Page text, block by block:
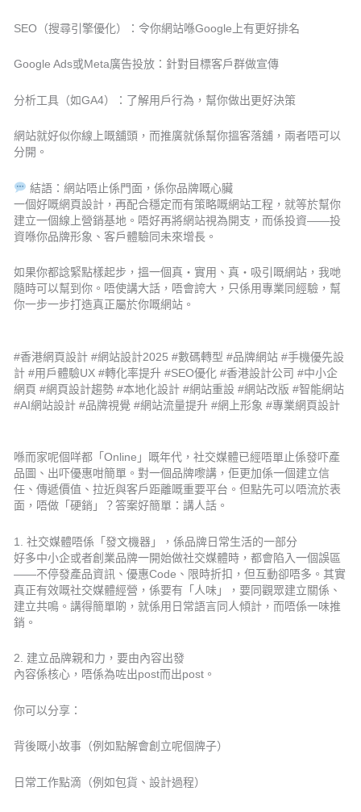
SEO（搜尋引擎優化）：令你網站喺Google上有更好排名
Google Ads或Meta廣告投放：針對目標客戶群做宣傳
分析工具（如GA4）：了解用戶行為，幫你做出更好決策
網站就好似你線上嘅舖頭，而推廣就係幫你搵客落舖，兩者唔可以
分開。
結語：網站唔止係門面，係你品牌嘅心臟
一個好嘅網頁設計，再配合穩定而有策略嘅網站工程，就等於幫你
建立一個線上營銷基地。唔好再將網站視為開支，而係投資——投
資喺你品牌形象、客戶體驗同未來增長。
如果你都諗緊點樣起步，搵一個真‧實用、真‧吸引嘅網站，我哋
隨時可以幫到你。唔使講大話，唔會誇大，只係用專業同經驗，幫
你一步一步打造真正屬於你嘅網站。
#香港網頁設計 #網站設計2025 #數碼轉型 #品牌網站 #手機優先設
計 #用戶體驗UX #轉化率提升 #SEO優化 #香港設計公司 #中小企
網頁 #網頁設計趨勢 #本地化設計 #網站重設 #網站改版 #智能網站
#AI網站設計 #品牌視覺 #網站流量提升 #網上形象 #專業網頁設計
喺而家呢個咩都「Online」嘅年代，社交媒體已經唔單止係發吓產
品圖、出吓優惠咁簡單。對一個品牌嚟講，佢更加係一個建立信
任、傳遞價值、拉近與客戶距離嘅重要平台。但點先可以唔流於表
面，唔做「硬銷」？答案好簡單：講人話。
1. 社交媒體唔係「發文機器」，係品牌日常生活的一部分
好多中小企或者創業品牌一開始做社交媒體時，都會陷入一個誤區
——不停發產品資訊、優惠Code、限時折扣，但互動卻唔多。其實
真正有效嘅社交媒體經營，係要有「人味」，要同觀眾建立關係、
建立共鳴。講得簡單啲，就係用日常語言同人傾計，而唔係一味推
銷。
2. 建立品牌親和力，要由內容出發
內容係核心，唔係為咗出post而出post。
你可以分享：
背後嘅小故事（例如點解會創立呢個牌子）
日常工作點滴（例如包貨、設計過程）